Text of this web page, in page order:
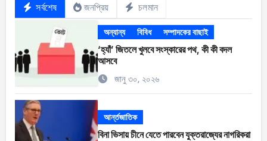
সর্বশেষ জনপ্রিয় চলমান
অন্যান্য বিবিধ সম্পাদকের বাছাই
‘হ্যাঁ’ জিতলে খুলবে সংস্কারের পথ, কী কী বদল
আসবে
জানু ৩০, ২০২৬
আর্ন্তজাতিক
বিনা ভিসায় চীনে যেতে পারবেন যুক্তরাজ্যের নাগরিকরা